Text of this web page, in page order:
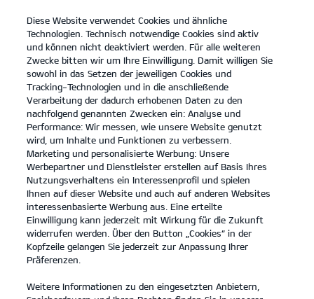
open
menu
KONTAKT
PV5 Passenger Probefahrt / Angebot
Kontakt
... ... PV5 PASSENGER
Diese Website verwendet Cookies und ähnliche
Technologien. Technisch notwendige Cookies sind aktiv
und können nicht deaktiviert werden. Für alle weiteren
Zwecke bitten wir um Ihre Einwilligung. Damit willigen Sie
sowohl in das Setzen der jeweiligen Cookies und
Tracking-Technologien und in die anschließende
Verarbeitung der dadurch erhobenen Daten zu den
nachfolgend genannten Zwecken ein: Analyse und
Performance: Wir messen, wie unsere Website genutzt
wird, um Inhalte und Funktionen zu verbessern.
Marketing und personalisierte Werbung: Unsere
Werbepartner und Dienstleister erstellen auf Basis Ihres
Nutzungsverhaltens ein Interessenprofil und spielen
Ihnen auf dieser Website und auch auf anderen Websites
interessenbasierte Werbung aus. Eine erteilte
Einwilligung kann jederzeit mit Wirkung für die Zukunft
widerrufen werden. Über den Button „Cookies“ in der
Kopfzeile gelangen Sie jederzeit zur Anpassung Ihrer
Präferenzen.
Weitere Informationen zu den eingesetzten Anbietern,